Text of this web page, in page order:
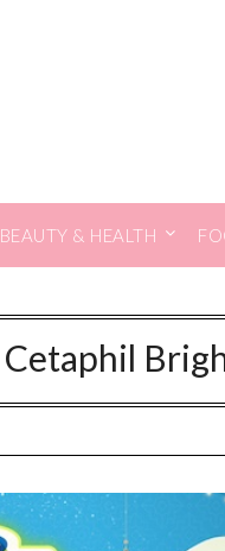
BEAUTY & HEALTH
Cetaphil